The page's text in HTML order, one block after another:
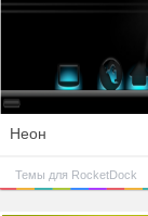
Неон
Темы для RocketDock